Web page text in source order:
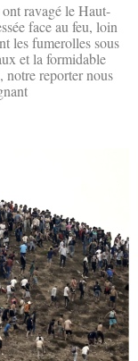
ravagé le Haut-
face au feu, loin
les fumerolles sous
et la formidable
notre reporter nous